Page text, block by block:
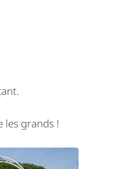
les grands !